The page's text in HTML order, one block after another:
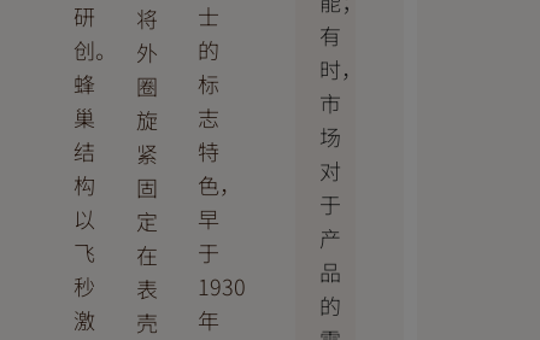
研
创。
蜂
巢
结
构
以
飞
秒
激
将
外
圈
旋
紧
固
定
在
表
壳
士
的
标
志
特
色，
早
于
1930
年
有
时，
市
场
对
于
产
品
的